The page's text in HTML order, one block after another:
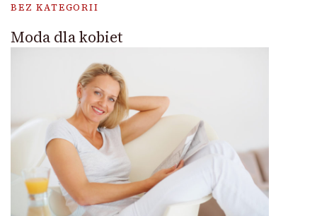
BEZ KATEGORII
Moda dla kobiet